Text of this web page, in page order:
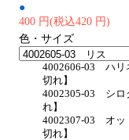
●
400 円(税込420 円)
色・サイズ
4002606-03 ハリ
切れ】
4002305-03 シロ
れ】
4002307-03 オッ
切れ】